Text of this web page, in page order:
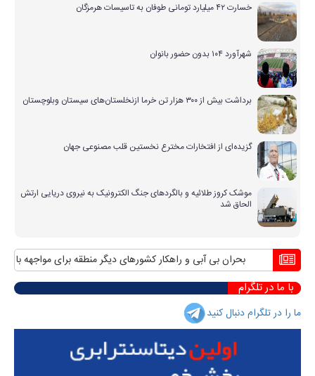
خسارت ۴۲ میلیارد تومانی طوفان به تاسیسات هرمزگان
شهرآورد ۱۰۴ بدون حضور بانوان
برداشت بیش از ۳۰۰ هزار تن خرما ازنخلستان‌های سیستان وبلوچستان
گزیده‌ای از افتخارات مخترع نخستین قلب مصنوعی جهان
موشک کروز طلائیه و بالگردهای جنگ الکترونیک به نیروی دریایی ارتش
الحاق شد
بحران بی آبی و راهکار کشورهای دیگر منطقه برای مواجهه با آن
با ما در تلگرام
ما را در تلگرام دنبال کنید